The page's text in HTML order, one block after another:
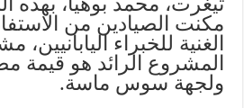
مكنت الصيادين من
الغنية للخبراء اليابانيين،
المشروع الرائد هو قيمة
ولجهة سوس ماسة.